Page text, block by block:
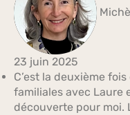
23 juin 2025
C’est la deuxième
familiales avec Laure
découverte pour moi.